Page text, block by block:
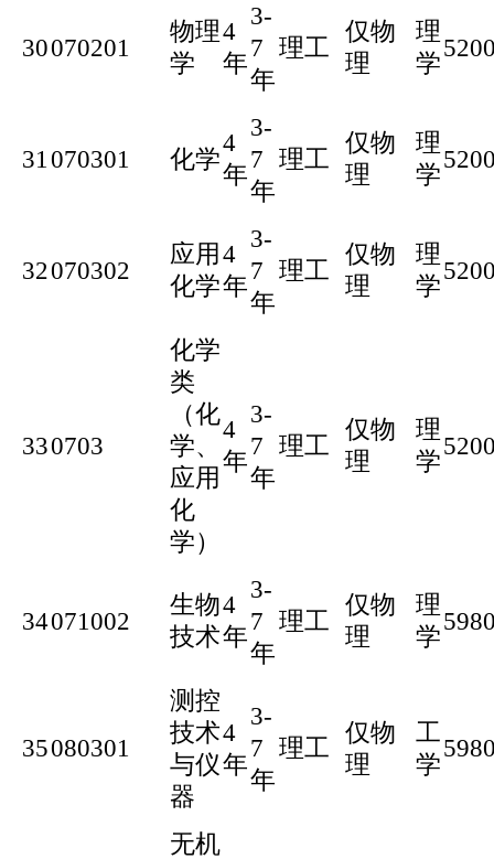
30070201
物理
学
4
年
3-
7
年
理工
仅物
理
理
学
31 070301 化学
4
年
3-
7
年
理工
仅物
理
理
学
32070302
应用
化学
4
年
3-
7
年
理工
仅物
理
理
学
330703
化学
类
（化
学、
应用
化
学）
4
年
3-
7
年
理工
仅物
理
理
学
34071002
生物
技术
4
年
3-
7
年
理工
仅物
理
理
学
35080301
测控
技术
与仪
器
4
年
3-
7
年
理工
仅物
理
工
学
无机